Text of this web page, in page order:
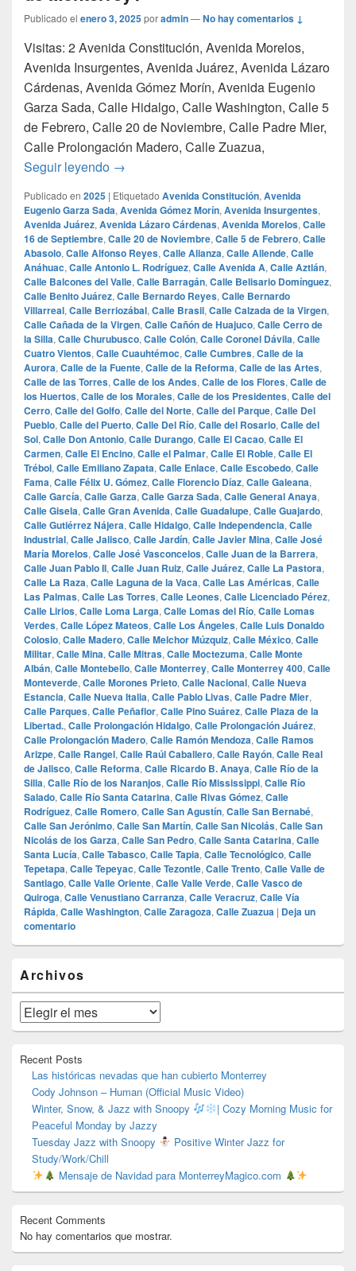
Publicado el enero 3, 2025poradmin—No hay comentarios ↓
Visitas: 2 Avenida Constitución, Avenida Morelos,
Avenida Insurgentes, Avenida Juárez, Avenida Lázaro
Cárdenas, Avenida Gómez Morín, Avenida Eugenio
Garza Sada, Calle Hidalgo, Calle Washington, Calle 5
de Febrero, Calle 20 de Noviembre, Calle Padre Mier,
Calle Prolongación Madero, Calle Zuazua,
Seguir leyendo ¿Cuales son las calles mas famosas de
→
Publicado en 2025 | Etiquetado Avenida Constitución, Avenida
Eugenio Garza Sada, Avenida Gómez Morín, Avenida Insurgentes,
Avenida Juárez, Avenida Lázaro Cárdenas, Avenida Morelos, Calle
16 de Septiembre, Calle 20 de Noviembre, Calle 5 de Febrero, Calle
Abasolo, Calle Alfonso Reyes, Calle Alianza, Calle Allende, Calle
Anáhuac, Calle Antonio L. Rodríguez, Calle Avenida A, Calle Aztlán,
Calle Balcones del Valle, Calle Barragán, Calle Belisario Domínguez,
Calle Benito Juárez, Calle Bernardo Reyes, Calle Bernardo
Villarreal, Calle Berriozábal, Calle Brasil, Calle Calzada de la Virgen,
Calle Cañada de la Virgen, Calle Cañón de Huajuco, Calle Cerro de
la Silla, Calle Churubusco, Calle Colón, Calle Coronel Dávila, Calle
Cuatro Vientos, Calle Cuauhtémoc, Calle Cumbres, Calle de la
Aurora, Calle de la Fuente, Calle de la Reforma, Calle de las Artes,
Calle de las Torres, Calle de los Andes, Calle de los Flores, Calle de
los Huertos, Calle de los Morales, Calle de los Presidentes, Calle del
Cerro, Calle del Golfo, Calle del Norte, Calle del Parque, Calle Del
Pueblo, Calle del Puerto, Calle Del Río, Calle del Rosario, Calle del
Sol, Calle Don Antonio, Calle Durango, Calle El Cacao, Calle El
Carmen, Calle El Encino, Calle el Palmar, Calle El Roble, Calle El
Trébol, Calle Emiliano Zapata, Calle Enlace, Calle Escobedo, Calle
Fama, Calle Félix U. Gómez, Calle Florencio Díaz, Calle Galeana,
Calle García, Calle Garza, Calle Garza Sada, Calle General Anaya,
Calle Gisela, Calle Gran Avenida, Calle Guadalupe, Calle Guajardo,
Calle Gutiérrez Nájera, Calle Hidalgo, Calle Independencia, Calle
Industrial, Calle Jalisco, Calle Jardín, Calle Javier Mina, Calle José
María Morelos, Calle José Vasconcelos, Calle Juan de la Barrera,
Calle Juan Pablo II, Calle Juan Ruiz, Calle Juárez, Calle La Pastora,
Calle La Raza, Calle Laguna de la Vaca, Calle Las Américas, Calle
Las Palmas, Calle Las Torres, Calle Leones, Calle Licenciado Pérez,
Calle Lirios, Calle Loma Larga, Calle Lomas del Río, Calle Lomas
Verdes, Calle López Mateos, Calle Los Ángeles, Calle Luis Donaldo
Colosio, Calle Madero, Calle Melchor Múzquiz, Calle México, Calle
Militar, Calle Mina, Calle Mitras, Calle Moctezuma, Calle Monte
Albán, Calle Montebello, Calle Monterrey, Calle Monterrey 400, Calle
Monteverde, Calle Morones Prieto, Calle Nacional, Calle Nueva
Estancia, Calle Nueva Italia, Calle Pablo Livas, Calle Padre Mier,
Calle Parques, Calle Peñaflor, Calle Pino Suárez, Calle Plaza de la
Libertad., Calle Prolongación Hidalgo, Calle Prolongación Juárez,
Calle Prolongación Madero, Calle Ramón Mendoza, Calle Ramos
Arizpe, Calle Rangel, Calle Raúl Caballero, Calle Rayón, Calle Real
de Jalisco, Calle Reforma, Calle Ricardo B. Anaya, Calle Río de la
Silla, Calle Río de los Naranjos, Calle Río Mississippi, Calle Río
Salado, Calle Río Santa Catarina, Calle Rivas Gómez, Calle
Rodríguez, Calle Romero, Calle San Agustín, Calle San Bernabé,
Calle San Jerónimo, Calle San Martín, Calle San Nicolás, Calle San
Nicolás de los Garza, Calle San Pedro, Calle Santa Catarina, Calle
Santa Lucía, Calle Tabasco, Calle Tapia, Calle Tecnológico, Calle
Tepetapa, Calle Tepeyac, Calle Tezontle, Calle Trento, Calle Valle de
Santiago, Calle Valle Oriente, Calle Valle Verde, Calle Vasco de
Quiroga, Calle Venustiano Carranza, Calle Veracruz, Calle Vía
Rápida, Calle Washington, Calle Zaragoza, Calle Zuazua | Deja un
comentario
área
de
widget
barra
lateral
Archivos
Archivos
Recent Posts
Las históricas nevadas que han cubierto Monterrey
Cody Johnson – Human (Official Music Video)
Winter, Snow, & Jazz with Snoopy
| Cozy Morning Music for
Peaceful Monday by Jazzy
Tuesday Jazz with Snoopy
Positive Winter Jazz for
Study/Work/Chill
Mensaje de Navidad para MonterreyMagico.com
Recent Comments
No hay comentarios que mostrar.